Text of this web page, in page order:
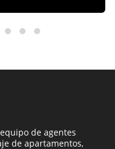
de agentes
de apartamentos,